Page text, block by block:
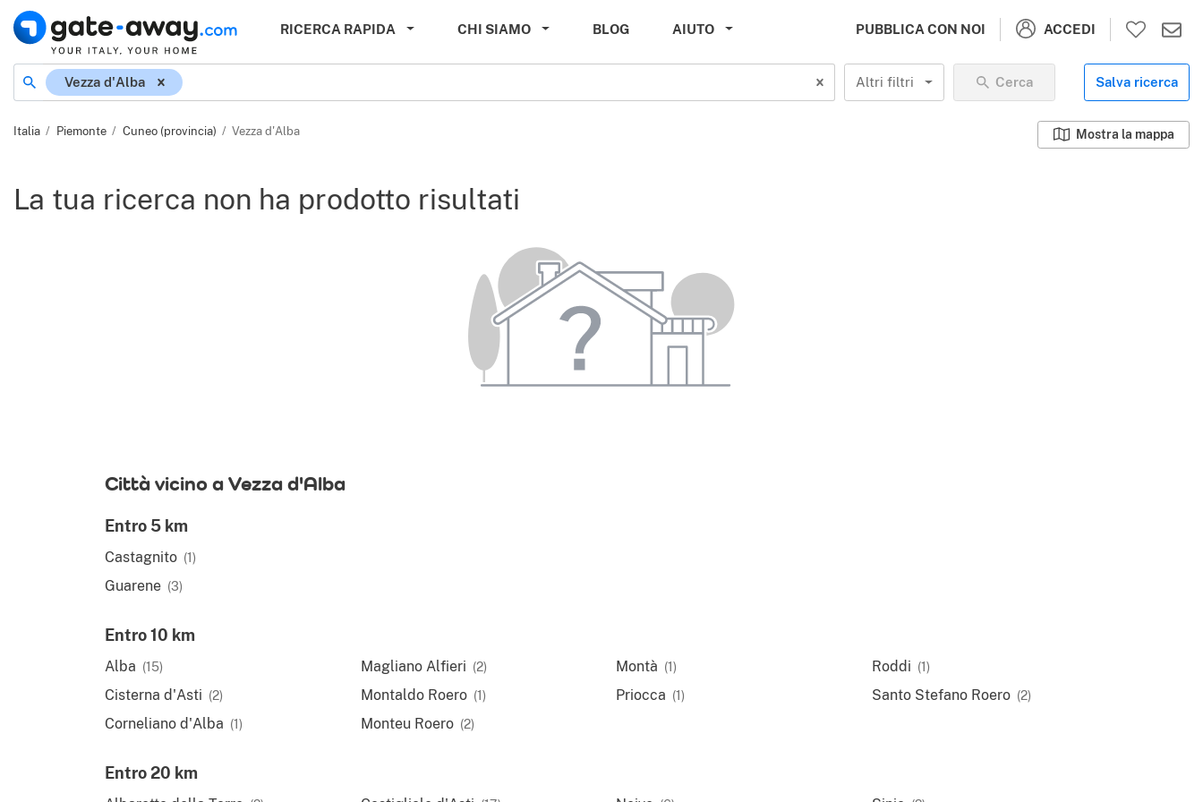
RICERCA RAPIDA CHI SIAMO BLOG AIUTO PUBBLICA CON NOI ACCEDI
Località
Vezza d'Alba Altri filtri Cerca Salva ricerca
Italia Piemonte Cuneo (provincia) Vezza d'Alba Mostra la mappa
La tua ricerca non ha prodotto risultati
Città vicino a Vezza d'Alba
Entro 5 km
Castagnito (1)
Guarene (3)
Entro 10 km
Alba (15)
Cisterna d'Asti (2)
Corneliano d'Alba (1)
Magliano Alfieri (2)
Montaldo Roero (1)
Monteu Roero (2)
Montà (1)
Priocca (1)
Roddi (1)
Santo Stefano Roero (2)
Entro 20 km